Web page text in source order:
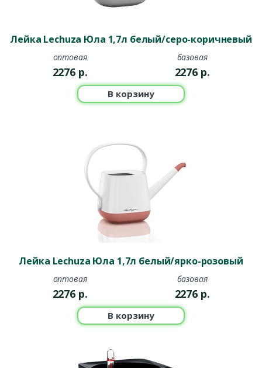
Лейка Lechuza Юла 1,7л белый/серо-коричневый
оптовая
2276 р.
базовая
2276 р.
В корзину
Лейка Lechuza Юла 1,7л белый/ярко-розовый
оптовая
2276 р.
базовая
2276 р.
В корзину